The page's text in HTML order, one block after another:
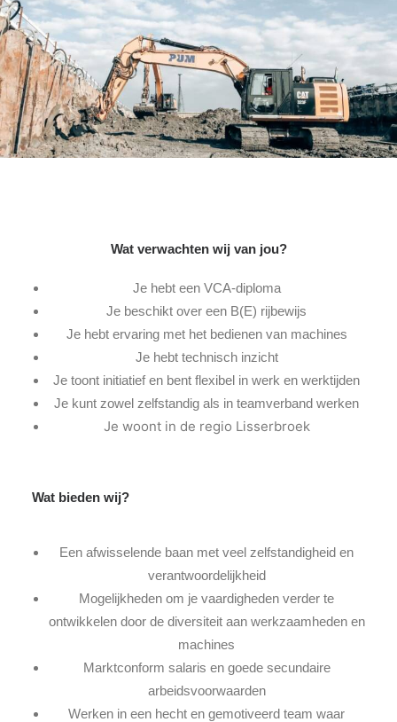
Wat verwachten wij van jou?
Je hebt een VCA-diploma
Je beschikt over een B(E) rijbewijs
Je hebt ervaring met het bedienen van machines
Je hebt technisch inzicht
Je toont initiatief en bent flexibel in werk en werktijden
Je kunt zowel zelfstandig als in teamverband werken
Je woont in de regio Lisserbroek
Wat bieden wij?
Een afwisselende baan met veel zelfstandigheid en
verantwoordelijkheid
Mogelijkheden om je vaardigheden verder te
ontwikkelen door de diversiteit aan werkzaamheden en
machines
Marktconform salaris en goede secundaire
arbeidsvoorwaarden
Werken in een hecht en gemotiveerd team waar